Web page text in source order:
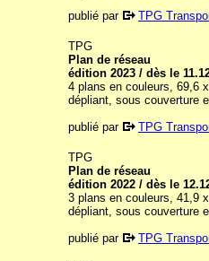
publié par
TPG
TPG
Plan de réseau
édition 2023 / dès le
4 plans en couleurs, 69,6
dépliant, sous couverture
publié par
TPG
TPG
Plan de réseau
édition 2022 / dès le
3 plans en couleurs, 41,9
dépliant, sous couverture
publié par
TPG